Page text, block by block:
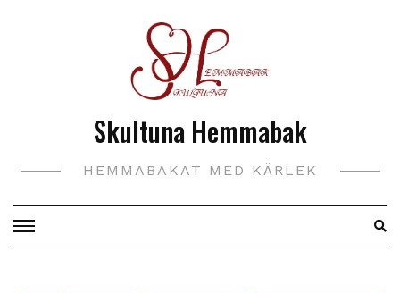
Skultuna Hemmabak
HEMMABAKAT MED KÄRLEK